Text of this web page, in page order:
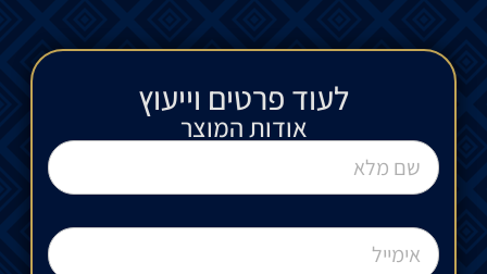
לעוד פרטים וייעוץ​
אודות המוצר